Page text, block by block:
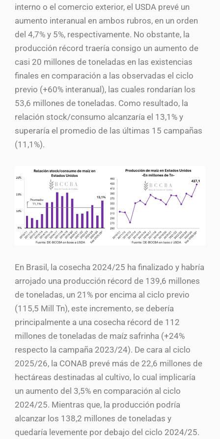
interno o el comercio exterior, el USDA prevé un
aumento interanual en ambos rubros, en un orden
del 4,7% y 5%, respectivamente. No obstante, la
producción récord traería consigo un aumento de
casi 20 millones de toneladas en las existencias
finales en comparación a las observadas el ciclo
previo (+60% interanual), las cuales rondarían los
53,6 millones de toneladas. Como resultado, la
relación stock/consumo alcanzaría el 13,1% y
superaría el promedio de las últimas 15 campañas
(11,1%).
En Brasil, la cosecha 2024/25 ha finalizado y habría
arrojado una producción récord de 139,6 millones
de toneladas, un 21% por encima al ciclo previo
(115,5 Mill Tn), este incremento, se debería
principalmente a una cosecha récord de 112
millones de toneladas de maíz safrinha (+24%
respecto la campaña 2023/24). De cara al ciclo
2025/26, la CONAB prevé más de 22,6 millones de
hectáreas destinadas al cultivo, lo cual implicaría
un aumento del 3,5% en comparación al ciclo
2024/25. Mientras que, la producción podría
alcanzar los 138,2 millones de toneladas y
quedaría levemente por debajo del ciclo 2024/25.